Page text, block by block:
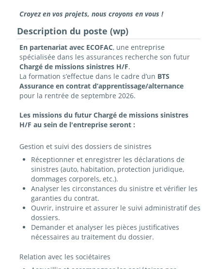
Croyez en vos projets, nous croyons en vous !
Description du poste (wp)
En partenariat avec ECOFAC, une entreprise
spécialisée dans les assurances recherche son futur
Chargé de missions sinistres H/F.
La formation s’effectue dans le cadre d’un BTS
Assurance en contrat d’apprentissage/alternance
pour la rentrée de septembre 2026.
Les missions du futur Chargé de missions sinistres
H/F au sein de l'entreprise seront :
Gestion et suivi des dossiers de sinistres
Réceptionner et enregistrer les déclarations de
sinistres (auto, habitation, protection juridique,
dommages corporels, etc.).
Analyser les circonstances du sinistre et vérifier les
garanties du contrat.
Ouvrir, instruire et assurer le suivi administratif des
dossiers.
Demander et analyser les pièces justificatives
nécessaires au traitement du dossier.
Relation avec les sociétaires